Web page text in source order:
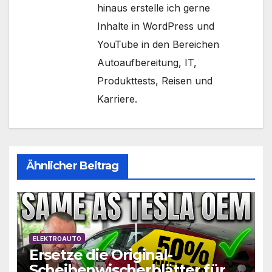
hinaus erstelle ich gerne
Inhalte in WordPress und
YouTube in den Bereichen
Autoaufbereitung, IT,
Produkttests, Reisen und
Karriere.
Ähnlicher Beitrag
ELEKTROAUTO
Ersetze die Original-